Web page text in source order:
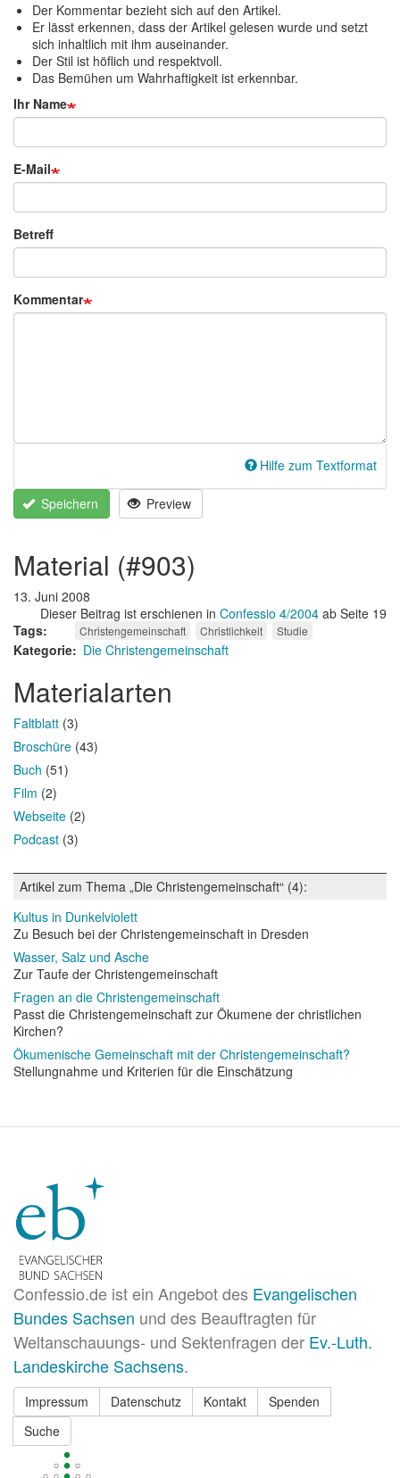
Der Kommentar bezieht sich auf den Artikel.
Er lässt erkennen, dass der Artikel gelesen wurde und setzt
sich inhaltlich mit ihm auseinander.
Der Stil ist höflich und respektvoll.
Das Bemühen um Wahrhaftigkeit ist erkennbar.
Ihr Name
E-Mail
Betreff
Kommentar
Hilfe zum Textformat
Speichern Preview
material (#903)
13. Juni 2008
Dieser Beitrag ist erschienen in Confessio 4/2004 ab Seite 19
Tags
Christengemeinschaft Christlichkeit Studie
Kategorie Die Christengemeinschaft
Materialarten
Faltblatt (3)
Broschüre (43)
Buch (51)
Film (2)
Webseite (2)
Podcast (3)
Artikel zum Thema „Die Christengemeinschaft“ (4):
Kultus in Dunkelviolett
Zu Besuch bei der Christengemeinschaft in Dresden
Wasser, Salz und Asche
Zur Taufe der Christengemeinschaft
Fragen an die Christengemeinschaft
Passt die Christengemeinschaft zur Ökumene der christlichen
Kirchen?
Ökumenische Gemeinschaft mit der Christengemeinschaft?
Stellungnahme und Kriterien für die Einschätzung
Confessio.de ist ein Angebot des Evangelischen
Bundes Sachsen und des Beauftragten für
Weltanschauungs- und Sektenfragen der Ev.-Luth.
Landeskirche Sachsens.
Impressum Datenschutz Kontakt
Spenden
Suche